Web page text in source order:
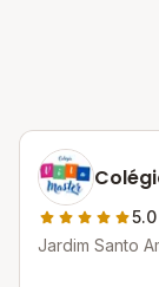
5.0
Jardim Santo